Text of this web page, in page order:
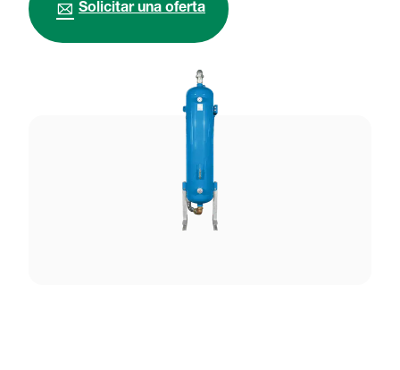
Solicitar una oferta